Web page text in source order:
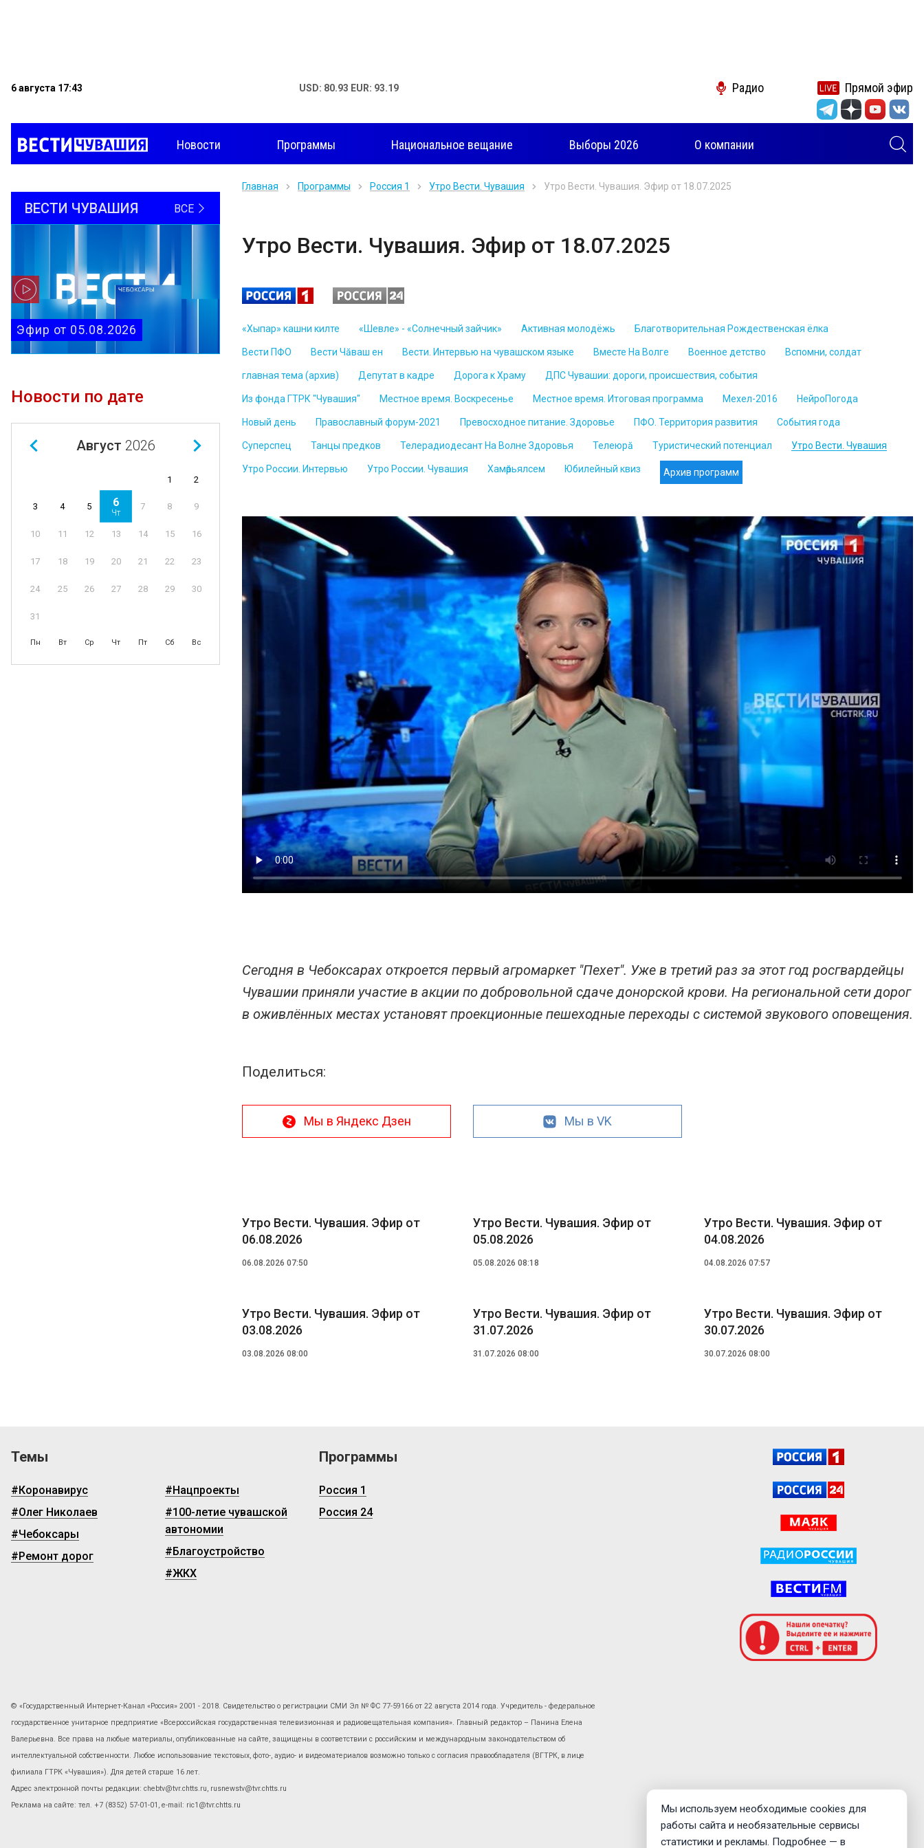
6 августа 17:43 USD: 80.93 EUR: 93.19 Радио Прямой эфир
Новости Программы Национальное вещание Выборы 2026 О компании
ВЕСТИ ЧУВАШИЯ ВСЕ
Эфир от 05.08.2026
Новости по дате
Август 2026
Пн Вт Ср Чт Пт Сб Вс
1 2
3 4 5 6
Чт
7 8 9
10 11 12 13 14 15 16
17 18 19 20 21 22 23
24 25 26 27 28 29 30
31
Главная Программы Россия 1 Утро Вести. Чувашия Утро Вести. Чувашия. Эфир от 18.07.2025
Утро Вести. Чувашия. Эфир от 18.07.2025
«Хыпар» кашни килте «Шевле» - «Солнечный зайчик» Активная молодёжь Благотворительная Рождественская ёлка
Вести ПФО Вести Чăваш ен Вести. Интервью на чувашском языке Вместе На Волге Военное детство Вспомни, солдат
главная тема (архив) Депутат в кадре Дорога к Храму ДПС Чувашии: дороги, происшествия, события
Из фонда ГТРК "Чувашия" Местное время. Воскресенье Местное время. Итоговая программа Мехел-2016 НейроПогода
Новый день Православный форум-2021 Превосходное питание. Здоровье ПФО. Территория развития События года
Суперспец Танцы предков Телерадиодесант На Волне Здоровья Телеюрă Туристический потенциал Утро Вести. Чувашия
Утро России. Интервью Утро России. Чувашия Хамӑрьялсем Юбилейный квиз Архив программ
Сегодня в Чебоксарах откроется первый агромаркет "Пехет". Уже в третий раз за этот год росгвардейцы
Чувашии приняли участие в акции по добровольной сдаче донорской крови. На региональной сети дорог
в оживлённых местах установят проекционные пешеходные переходы с системой звукового оповещения.
Поделиться:
Мы в Яндекс Дзен Мы в VK
Утро Вести. Чувашия. Эфир от
06.08.2026
06.08.2026 07:50
Утро Вести. Чувашия. Эфир от
05.08.2026
05.08.2026 08:18
Утро Вести. Чувашия. Эфир от
04.08.2026
04.08.2026 07:57
Утро Вести. Чувашия. Эфир от
03.08.2026
03.08.2026 08:00
Утро Вести. Чувашия. Эфир от
31.07.2026
31.07.2026 08:00
Утро Вести. Чувашия. Эфир от
30.07.2026
30.07.2026 08:00
Темы
#Коронавирус
#Олег Николаев
#Чебоксары
#Ремонт дорог
#Нацпроекты
#100-летие чувашской
автономии
#Благоустройство
#ЖКХ
Программы
Россия 1
Россия 24
© «Государственный Интернет-Канал «Россия» 2001 - 2018. Свидетельство о регистрации СМИ Эл № ФС 77-59166 от 22 августа 2014 года. Учредитель - федеральное
государственное унитарное предприятие «Всероссийская государственная телевизионная и радиовещательная компания». Главный редактор – Панина Елена
Валерьевна. Все права на любые материалы, опубликованные на сайте, защищены в соответствии с российским и международным законодательством об
интеллектуальной собственности. Любое использование текстовых, фото-, аудио- и видеоматериалов возможно только с согласия правообладателя (ВГТРК, в лице
филиала ГТРК «Чувашия»). Для детей старше 16 лет.
Адрес электронной почты редакции: chebtv@tvr.chtts.ru, rusnewstv@tvr.chtts.ru
Реклама на сайте: тел. +7 (8352) 57-01-01, е-mail: ric1@tvr.chtts.ru
Мы используем необходимые cookies для
работы сайта и необязательные сервисы
статистики и рекламы. Подробнее — в